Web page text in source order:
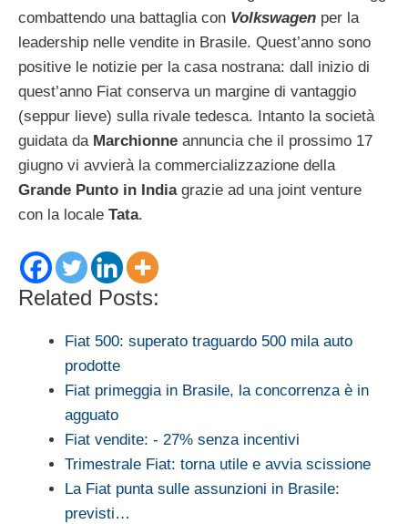
combattendo una battaglia con Volkswagen per la
leadership nelle vendite in Brasile. Quest’anno sono
positive le notizie per la casa nostrana: dall inizio di
quest’anno Fiat conserva un margine di vantaggio
(seppur lieve) sulla rivale tedesca. Intanto la società
guidata da Marchionne annuncia che il prossimo 17
giugno vi avvierà la commercializzazione della
Grande Punto in India grazie ad una joint venture
con la locale Tata.
Related Posts:
Fiat 500: superato traguardo 500 mila auto
prodotte
Fiat primeggia in Brasile, la concorrenza è in
agguato
Fiat vendite: - 27% senza incentivi
Trimestrale Fiat: torna utile e avvia scissione
La Fiat punta sulle assunzioni in Brasile:
previsti…